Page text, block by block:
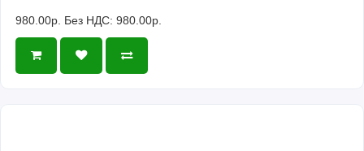
980.00р. Без НДС: 980.00р.